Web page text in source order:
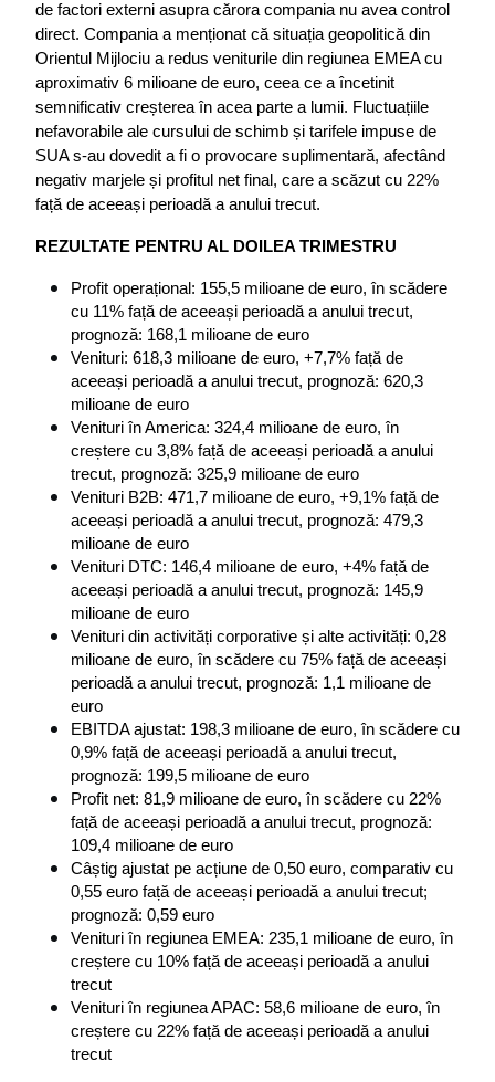
de factori externi asupra cărora compania nu avea control
direct. Compania a menționat că situația geopolitică din
Orientul Mijlociu a redus veniturile din regiunea EMEA cu
aproximativ 6 milioane de euro, ceea ce a încetinit
semnificativ creșterea în acea parte a lumii. Fluctuațiile
nefavorabile ale cursului de schimb și tarifele impuse de
SUA s-au dovedit a fi o provocare suplimentară, afectând
negativ marjele și profitul net final, care a scăzut cu 22%
față de aceeași perioadă a anului trecut.
REZULTATE PENTRU AL DOILEA TRIMESTRU
Profit operațional: 155,5 milioane de euro, în scădere
cu 11% față de aceeași perioadă a anului trecut,
prognoză: 168,1 milioane de euro
Venituri: 618,3 milioane de euro, +7,7% față de
aceeași perioadă a anului trecut, prognoză: 620,3
milioane de euro
Venituri în America: 324,4 milioane de euro, în
creștere cu 3,8% față de aceeași perioadă a anului
trecut, prognoză: 325,9 milioane de euro
Venituri B2B: 471,7 milioane de euro, +9,1% față de
aceeași perioadă a anului trecut, prognoză: 479,3
milioane de euro
Venituri DTC: 146,4 milioane de euro, +4% față de
aceeași perioadă a anului trecut, prognoză: 145,9
milioane de euro
Venituri din activități corporative și alte activități: 0,28
milioane de euro, în scădere cu 75% față de aceeași
perioadă a anului trecut, prognoză: 1,1 milioane de
euro
EBITDA ajustat: 198,3 milioane de euro, în scădere cu
0,9% față de aceeași perioadă a anului trecut,
prognoză: 199,5 milioane de euro
Profit net: 81,9 milioane de euro, în scădere cu 22%
față de aceeași perioadă a anului trecut, prognoză:
109,4 milioane de euro
Câștig ajustat pe acțiune de 0,50 euro, comparativ cu
0,55 euro față de aceeași perioadă a anului trecut;
prognoză: 0,59 euro
Venituri în regiunea EMEA: 235,1 milioane de euro, în
creștere cu 10% față de aceeași perioadă a anului
trecut
Venituri în regiunea APAC: 58,6 milioane de euro, în
creștere cu 22% față de aceeași perioadă a anului
trecut